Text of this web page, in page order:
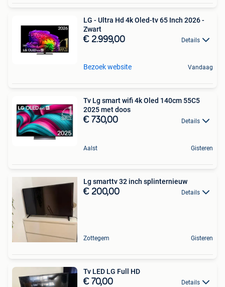
LG - Ultra Hd 4k Oled-tv 65 Inch 2026 -
Zwart
€ 2.999,00 Details
Bezoek website Vandaag
Tv Lg smart wifi 4k Oled 140cm 55C5
2025 met doos
€ 730,00 Details
Aalst Gisteren
Lg smarttv 32 inch splinternieuw
€ 200,00 Details
Zottegem Gisteren
Tv LED LG Full HD
€ 70,00 Details